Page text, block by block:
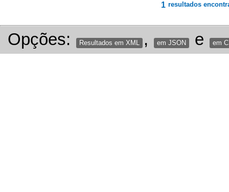
1 resultados
Opções: Resultados em XML , em JSON e em